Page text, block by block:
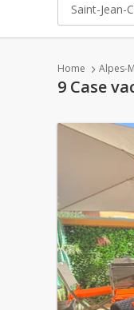
Saint-Jean-
Home Alpes-
9 Case